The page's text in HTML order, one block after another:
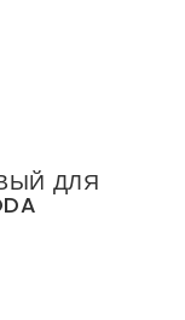
ДЛЯ